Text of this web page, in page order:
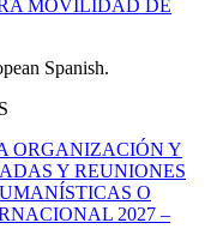
MOVILIDAD DE
Spanish.
ORGANIZACIÓN Y
Y REUNIONES
O
2027 –